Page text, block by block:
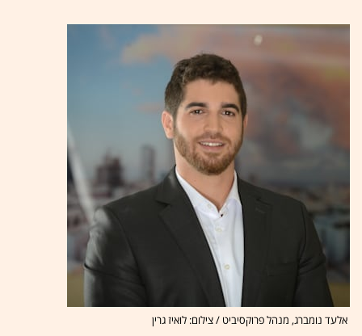
אלעד נומברג, מנהל פרוקסיביט / צילום: לואיז גרין